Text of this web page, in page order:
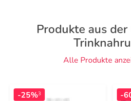
Produkte aus
Alle Produkte
-25%3 -